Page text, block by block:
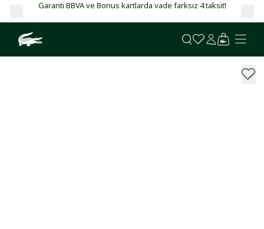
Garanti BBVA ve Bonus kartlarda vade farksız 4 taksit!